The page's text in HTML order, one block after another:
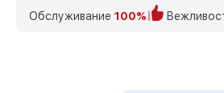
Обслуживание 100%